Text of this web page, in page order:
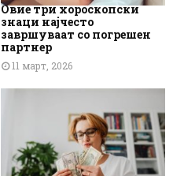
Овие три хороскопски
знаци најчесто
завршуваат со погрешен
партнер
11 март, 2026